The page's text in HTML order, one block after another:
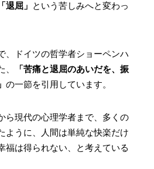
「退屈」 という苦しみへと変わっ
、ドイツの哲学者ショーペンハ
「苦痛と退屈のあいだを、振
の一節を引用しています。
ら現代の心理学者まで、多くの
ように、人間は単純な快楽だけ
福は得られない、と考えている